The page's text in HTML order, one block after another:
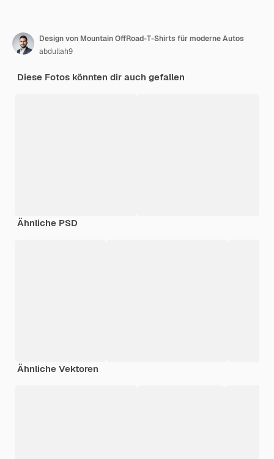
Design von Mountain OffRoad-T-Shirts für moderne Autos
abdullah9
Diese Fotos könnten dir auch gefallen
Ähnliche PSD
Ähnliche Vektoren